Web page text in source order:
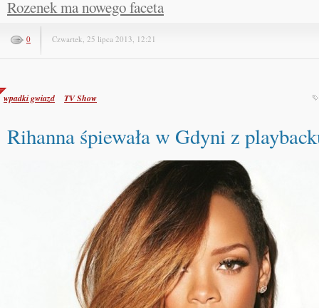
Rozenek ma nowego faceta
0 Czwartek, 25 lipca 2013, 12:21
wpadki gwiazd TV Show
Rihanna śpiewała w Gdyni z